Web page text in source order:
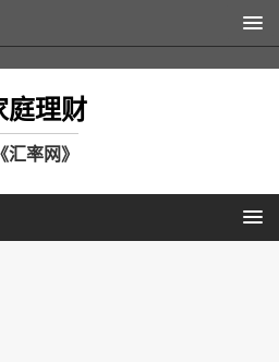
庭理财
《汇率网》